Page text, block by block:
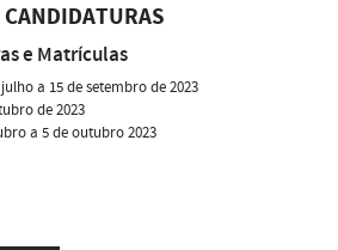
CANDIDATURAS
e Matrículas
a 15 de setembro de 2023
de 2023
a 5 de outubro 2023